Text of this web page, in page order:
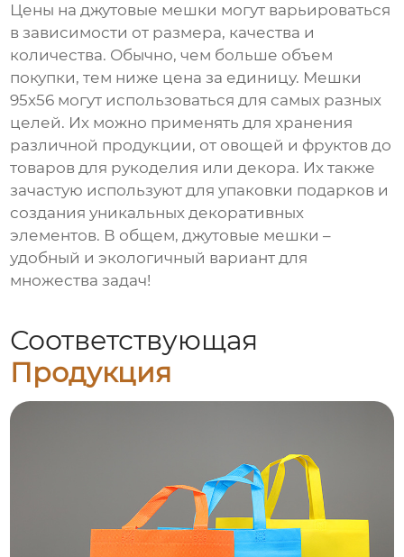
Цены на джутовые мешки могут варьироваться
в зависимости от размера, качества и
количества. Обычно, чем больше объем
покупки, тем ниже цена за единицу. Мешки
95х56 могут использоваться для самых разных
целей. Их можно применять для хранения
различной продукции, от овощей и фруктов до
товаров для рукоделия или декора. Их также
зачастую используют для упаковки подарков и
создания уникальных декоративных
элементов. В общем, джутовые мешки –
удобный и экологичный вариант для
множества задач!
Соответствующая
Продукция